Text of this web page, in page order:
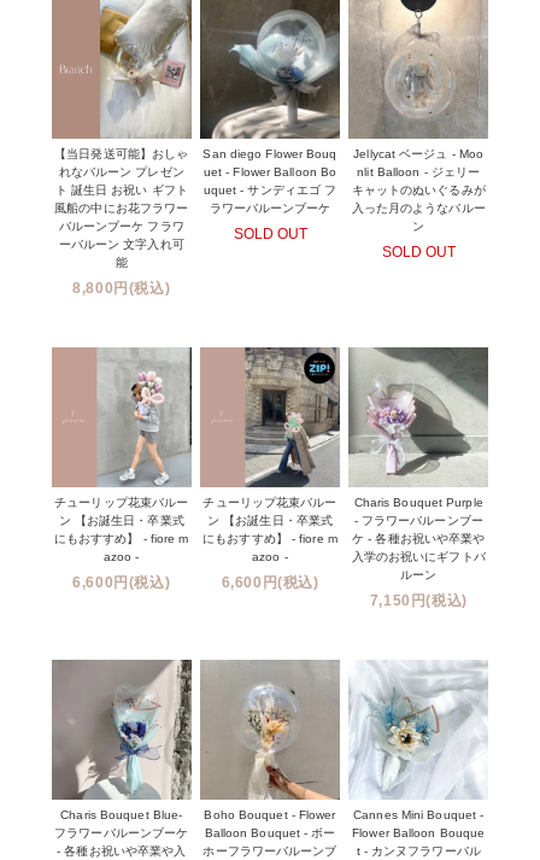
【当日発送可能】おしゃ
れなバルーン プレゼン
ト 誕生日 お祝い ギフト
風船の中にお花フラワー
バルーンブーケ フラワ
ーバルーン 文字入れ可
能
8,800円(税込)
San diego Flower Bouq
uet - Flower Balloon Bo
uquet - サンディエゴ フ
ラワーバルーンブーケ
SOLD OUT
Jellycat ベージュ - Moo
nlit Balloon - ジェリー
キャットのぬいぐるみが
入った月のようなバルー
ン
SOLD OUT
チューリップ花束バルー
ン 【お誕生日・卒業式
にもおすすめ】 - fiore m
azoo -
6,600円(税込)
チューリップ花束バルー
ン 【お誕生日・卒業式
にもおすすめ】 - fiore m
azoo -
6,600円(税込)
Charis Bouquet Purple
- フラワーバルーンブー
ケ - 各種お祝いや卒業や
入学のお祝いにギフトバ
ルーン
7,150円(税込)
Charis Bouquet Blue-
フラワーバルーンブーケ
- 各種お祝いや卒業や入
Boho Bouquet - Flower
Balloon Bouquet - ボー
ホーフラワーバルーンブ
Cannes Mini Bouquet -
Flower Balloon Bouque
t - カンヌフラワーバル